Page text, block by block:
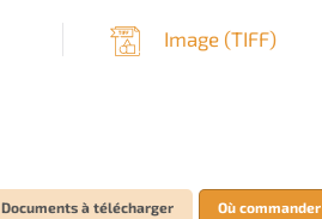
Image (TIFF)
Documents à télécharger Où commander